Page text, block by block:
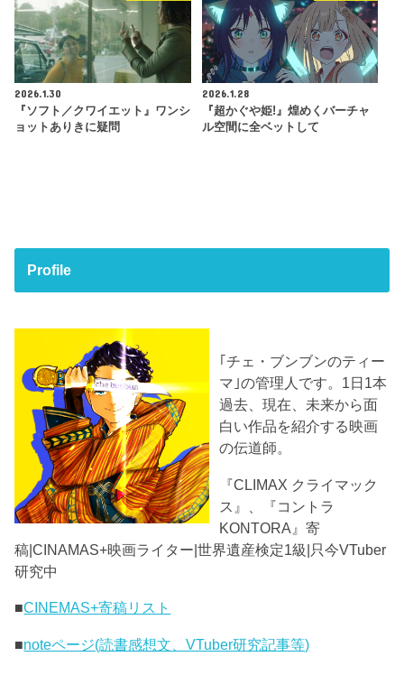
2026.1.30
『ソフト／クワイエット』ワンシ
ョットありきに疑問
2026.1.28
『超かぐや姫!』煌めくバーチャ
ル空間に全ベットして
Profile
｢チェ・ブンブンのティー
マ｣の管理人です。1日1本
過去、現在、未来から面
白い作品を紹介する映画
の伝道師。
『CLIMAX クライマック
ス』、『コントラ
KONTORA』寄
稿|CINAMAS+映画ライター|世界遺産検定1級|只今VTuber
研究中
■CINEMAS+寄稿リスト
■noteページ(読書感想文、VTuber研究記事等)